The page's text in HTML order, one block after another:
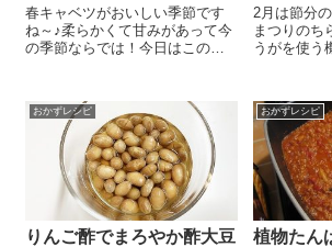
春キャベツがおいしい季節です
ね～♪柔らかくて甘みがあって今
の季節ならでは！今日はこの春
春キャベツの葉 4枚は千切りに
して塩 小さじ1/2で塩もみして
15分ほど置いておきます。キ...
2月は節分
まつりのち
うがを使う
しいおすす
まーす といってもすごーく簡単
ですが 『
漬』...
おかずレシピ
りんご酢でまろやか酢大豆
おかずレシピ
植物たん